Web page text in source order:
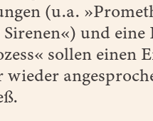
(u.a.
und eine
sollen einen